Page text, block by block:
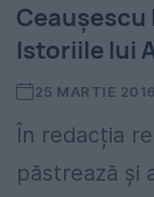
Istoriile lui
25 MARTIE 2016
În redacția
păstrează și